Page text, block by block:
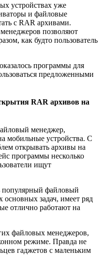
устройствах уже
и файловые
с RAR архивами.
позволяют
как будто пользователь
программы для
предложенными
RAR архивов на
менеджер,
мобильные устройства. С
открывать архивы на
программы несколько
ищут
файловый
задач, имеет ряд
отлично работают на
файловых менеджеров,
режиме. Правда не
гаджетов с маленьким